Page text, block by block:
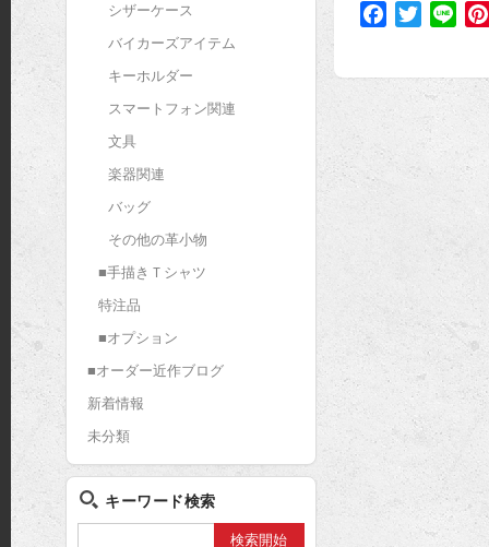
t
e
e
シザーケース
バイカーズアイテム
キーホルダー
スマートフォン関連
文具
楽器関連
バッグ
その他の革小物
■手描きＴシャツ
特注品
■オプション
■オーダー近作ブログ
新着情報
未分類
キーワード検索